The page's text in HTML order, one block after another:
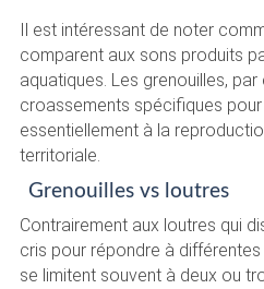
Il est intéressant de noter
comparent aux sons produits
aquatiques. Les grenouilles,
croassements spécifiques
essentiellement à la
territoriale.
Grenouilles vs loutres
Contrairement aux loutres qui
cris pour répondre à
se limitent souvent à deux ou